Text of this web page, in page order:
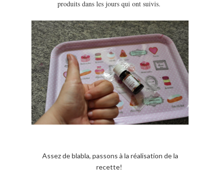
produits dans les jours qui ont suivis.
Assez de blabla, passons à la réalisation de la
recette!